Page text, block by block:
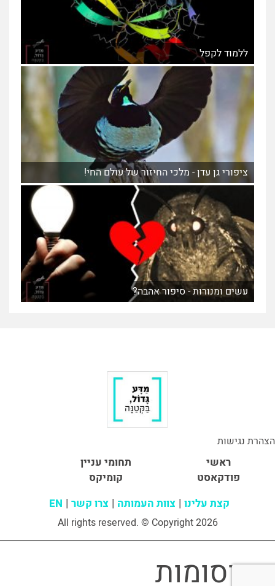
ללמוד לקפל
ציפורי גן עדן - מלכי החיזור של עולם החי!
עשים ומנורות - סיפור אהבה?
הצהרת נגישות
ראשי
תחומי עניין
פודקאסט
קומיקס
קצת עלינו צוות העמותה צרו קשר EN
All rights reserved. © Copyright 2026
פרסומות